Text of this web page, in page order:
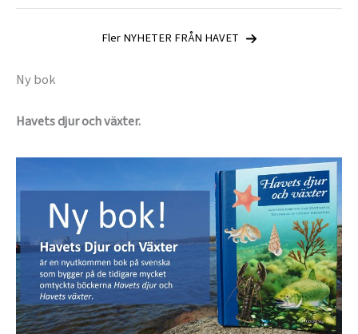
Fler NYHETER FRÅN HAVET
Ny bok
Havets djur och växter.